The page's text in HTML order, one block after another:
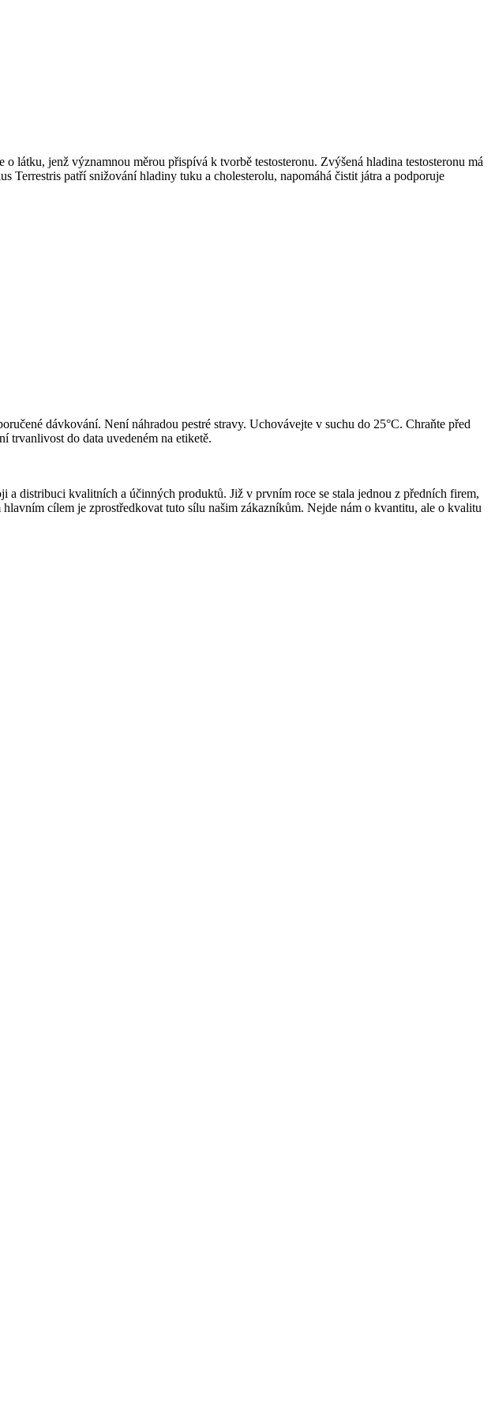
látku, jenž významnou měrou přispívá k tvorbě testosteronu. Zvýšená hladina testosteronu má
patří snižování hladiny tuku a cholesterolu, napomáhá čistit játra a podporuje
dávkování. Není náhradou pestré stravy. Uchovávejte v suchu do 25°C. Chraňte před
trvanlivost do data uvedeném na etiketě.
distribuci kvalitních a účinných produktů. Již v prvním roce se stala jednou z předních firem,
cílem je zprostředkovat tuto sílu našim zákazníkům. Nejde nám o kvantitu, ale o kvalitu